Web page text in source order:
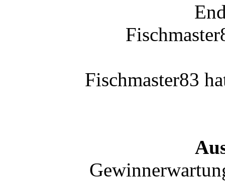
Fischmaster83